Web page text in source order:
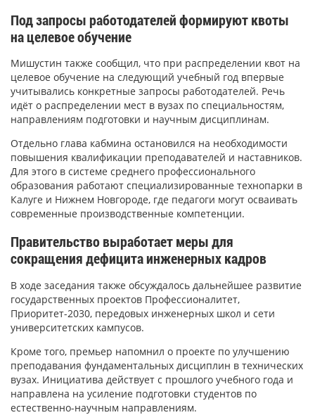
Под запросы работодателей формируют квоты
на целевое обучение
Мишустин также сообщил, что при распределении квот на
целевое обучение на следующий учебный год впервые
учитывались конкретные запросы работодателей. Речь
идёт о распределении мест в вузах по специальностям,
направлениям подготовки и научным дисциплинам.
Отдельно глава кабмина остановился на необходимости
повышения квалификации преподавателей и наставников.
Для этого в системе среднего профессионального
образования работают специализированные технопарки в
Калуге и Нижнем Новгороде, где педагоги могут осваивать
современные производственные компетенции.
Правительство выработает меры для
сокращения дефицита инженерных кадров
В ходе заседания также обсуждалось дальнейшее развитие
государственных проектов Профессионалитет,
Приоритет-2030, передовых инженерных школ и сети
университетских кампусов.
Кроме того, премьер напомнил о проекте по улучшению
преподавания фундаментальных дисциплин в технических
вузах. Инициатива действует с прошлого учебного года и
направлена на усиление подготовки студентов по
естественно-научным направлениям.